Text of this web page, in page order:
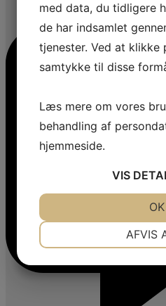
med data, du tidligere
de har indsamlet
tjenester. Ved at klikke
samtykke til disse
Læs mere om vores
behandling af
hjemmeside.
VIS
AFVIS
OK